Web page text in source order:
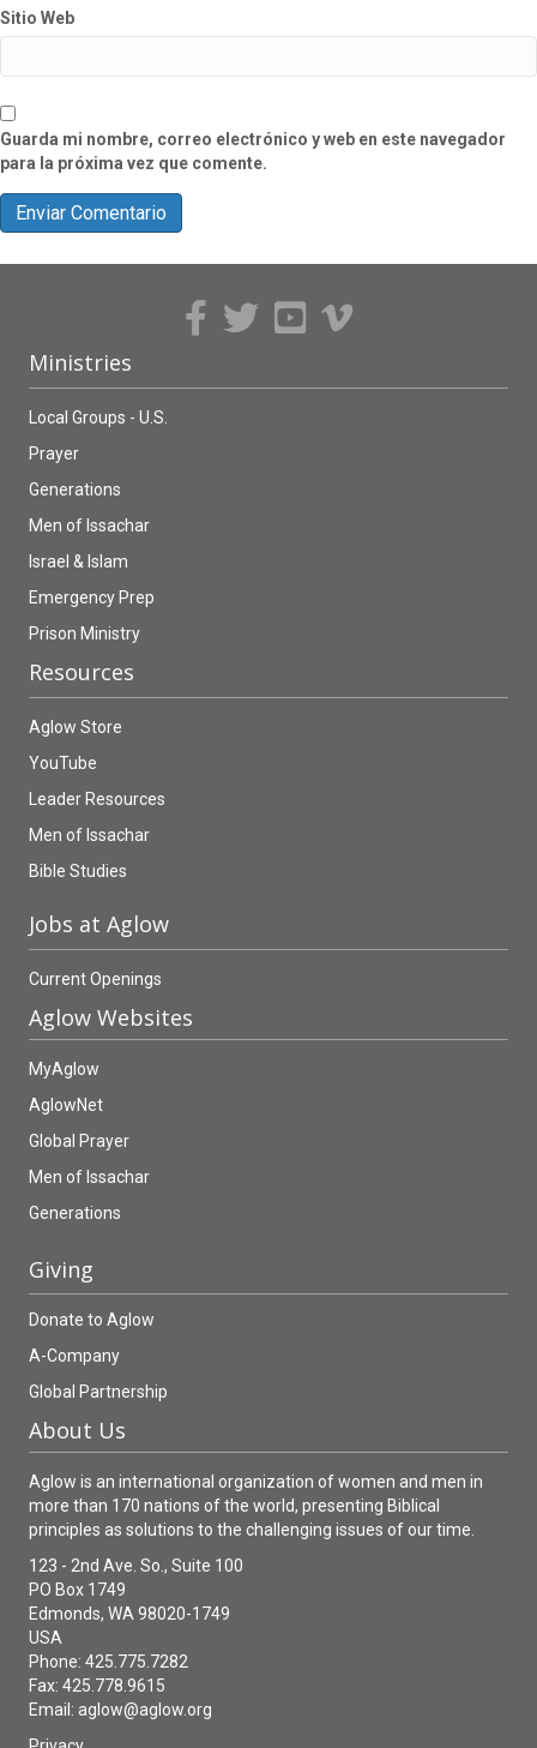
Sitio Web
Guarda mi nombre, correo electrónico y web en este navegador
para la próxima vez que comente.
Ministries
Local Groups - U.S.
Prayer
Generations
Men of Issachar
Israel & Islam
Emergency Prep
Prison Ministry
Resources
Aglow Store
YouTube
Leader Resources
Men of Issachar
Bible Studies
Jobs at Aglow
Current Openings
Aglow Websites
MyAglow
AglowNet
Global Prayer
Men of Issachar
Generations
Giving
Donate to Aglow
A-Company
Global Partnership
About Us
Aglow is an international organization of women and men in
more than 170 nations of the world, presenting Biblical
principles as solutions to the challenging issues of our time.
123 - 2nd Ave. So., Suite 100
PO Box 1749
Edmonds, WA 98020-1749
USA
Phone: 425.775.7282
Fax: 425.778.9615
Email: aglow@aglow.org